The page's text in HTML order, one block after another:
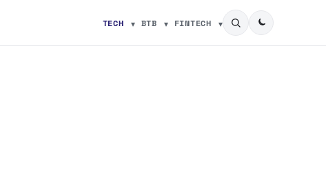
TECH BTB FINTECH